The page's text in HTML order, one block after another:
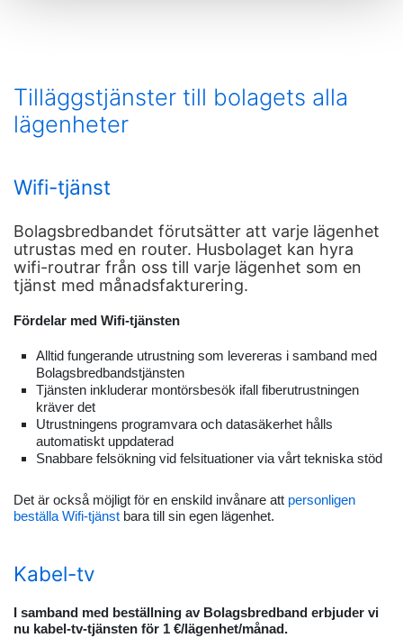
Tilläggstjänster till bolagets alla
lägenheter
Wifi-tjänst
Bolagsbredbandet förutsätter att varje lägenhet
utrustas med en router. Husbolaget kan hyra
wifi-routrar från oss till varje lägenhet som en
tjänst med månadsfakturering.
Fördelar med Wifi-tjänsten
Alltid fungerande utrustning som levereras i samband med
Bolagsbredbandstjänsten
Tjänsten inkluderar montörsbesök ifall fiberutrustningen
kräver det
Utrustningens programvara och datasäkerhet hålls
automatiskt uppdaterad
Snabbare felsökning vid felsituationer via vårt tekniska stöd
Det är också möjligt för en enskild invånare att personligen
beställa Wifi-tjänst bara till sin egen lägenhet.
Kabel-tv
I samband med beställning av Bolagsbredband erbjuder vi
nu kabel-tv-tjänsten för 1 €/lägenhet/månad.